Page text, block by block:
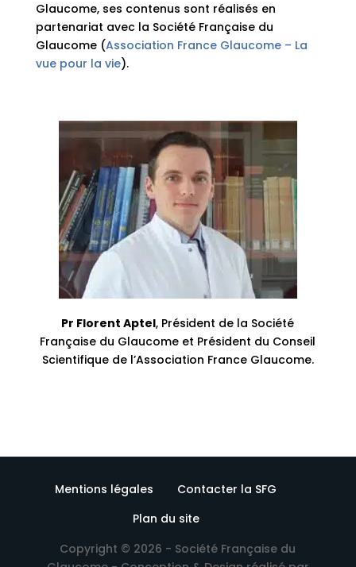
Glaucome, ses contenus sont réalisés en
partenariat avec la Société Française du
Glaucome (Association France Glaucome – La
vue pour la vie).
Pr Florent Aptel, Président de la Société
Française du Glaucome et Président du Conseil
Scientifique de l’Association France Glaucome.
Mentions légales
Contacter la SFG
Plan du site
Copyright © 2026 - Société Française du